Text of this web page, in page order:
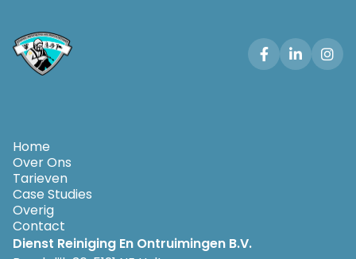
  
Home
Over Ons
Tarieven
Case Studies
Overig
Contact
Dienst Reiniging En Ontruimingen B.V.